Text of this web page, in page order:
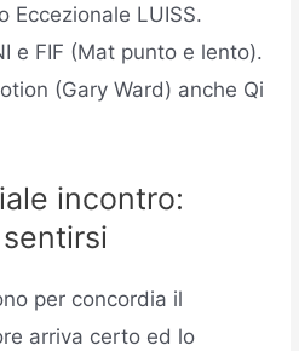
Eccezionale LUISS.
e FIF (Mat punto e lento).
(Gary Ward) anche Qi
incontro:
per concordia il
arriva certo ed lo